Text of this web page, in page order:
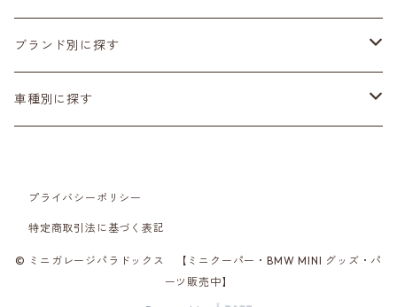
カーボン
ステアリング
CABANA
CRAFTPLUS
フロアマット
サスペンション･車高調
ヘッドランプ
ブラックアウト
カーボン
ブランド別に探す
Adam’ｓ Polishes
Amistad leather
CABANA
車種別に探す
第二世代 R55~61
第三世代 F54/55/56/57/60
プライバシーポリシー
特定商取引法に基づく表記
© ミニガレージパラドックス 【ミニクーパー・BMW MINI グッズ・パ
ーツ販売中】